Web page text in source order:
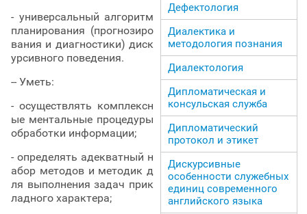
- универсальный алгоритм
планирования (прогнозиро
вания и диагностики) диск
урсивного поведения.
-- Уметь:
- осуществлять комплексн
ые ментальные процедуры
обработки информации;
- определять адекватный н
абор методов и методик д
ля выполнения задач прик
ладного характера;
Дефектология
Диалектика и
методология познания
Диалектология
Дипломатическая и
консульская служба
Дипломатический
протокол и этикет
Дискурсивные
особенности служебных
единиц современного
английского языка